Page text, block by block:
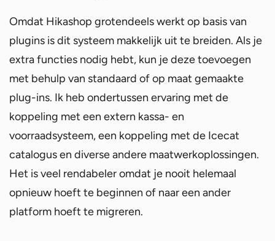
Omdat Hikashop grotendeels werkt op basis van
plugins is dit systeem makkelijk uit te breiden. Als je
extra functies nodig hebt, kun je deze toevoegen
met behulp van standaard of op maat gemaakte
plug-ins. Ik heb ondertussen ervaring met de
koppeling met een extern kassa- en
voorraadsysteem, een koppeling met de Icecat
catalogus en diverse andere maatwerkoplossingen.
Het is veel rendabeler omdat je nooit helemaal
opnieuw hoeft te beginnen of naar een ander
platform hoeft te migreren.